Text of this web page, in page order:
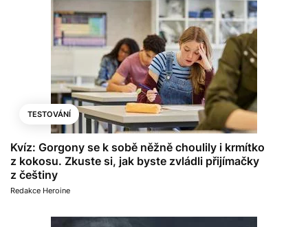
TESTOVÁNÍ
Kvíz: Gorgony se k sobě něžně choulily i krmítko
z kokosu. Zkuste si, jak byste zvládli přijímačky
z češtiny
Redakce Heroine